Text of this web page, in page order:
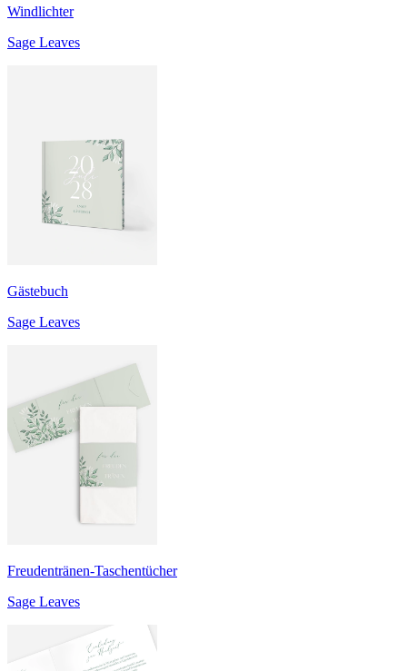
Windlichter
Sage Leaves
Gästebuch
Sage Leaves
Freudentränen-Taschentücher
Sage Leaves